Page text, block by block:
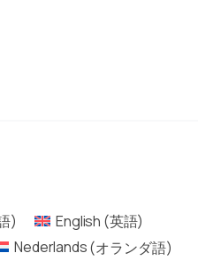
) English (英語)
Nederlands(オランダ語)